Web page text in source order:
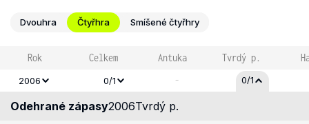
Dvouhra Čtyřhra Smíšené čtyřhry
Rok Celkem Antuka Tvrdý p.
2006 0/1 - 0/1
Odehrané zápasy2006Tvrdý p.